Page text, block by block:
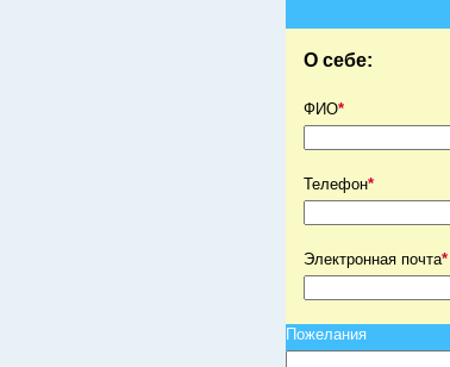
О себе:
ФИО*
Телефон*
Электронная почта*
Пожелания